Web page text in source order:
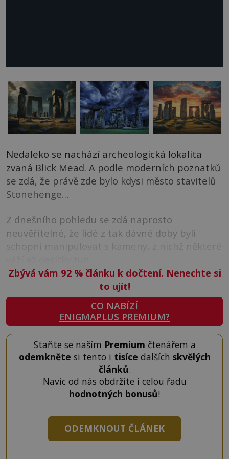
Nedaleko se nachází archeologická lokalita
zvaná Blick Mead. A podle moderních poznatků
se zdá, že právě zde bylo kdysi město stavitelů
Stonehenge…
Z dnešního pohledu se zdá naprosto
neuvěřitelné, že lidé z tak dávné doby byli
schopni manipulovat s kameny, z nichž některé
Zbývá vám 92 %článku k dočtení. Nenechte si
to ujít!
CO NABÍZÍ
ENIGMAPLUS PREMIUM?
Staňte se naším Premium čtenářem a
odemkněte si tento i tisíce dalších skvělých
článků.
Navíc od nás obdržíte i celou řadu
hodnotných bonusů!
ODEMKNOUT ČLÁNEK